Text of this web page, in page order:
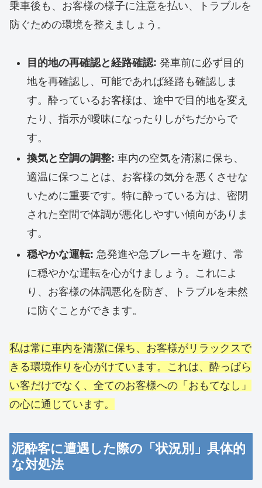
乗車後も、お客様の様子に注意を払い、トラブルを
防ぐための環境を整えましょう。
目的地の再確認と経路確認: 発車前に必ず目的
地を再確認し、可能であれば経路も確認しま
す。酔っているお客様は、途中で目的地を変え
たり、指示が曖昧になったりしがちだからで
す。
換気と空調の調整: 車内の空気を清潔に保ち、
適温に保つことは、お客様の気分を悪くさせな
いために重要です。特に酔っている方は、密閉
された空間で体調が悪化しやすい傾向がありま
す。
穏やかな運転: 急発進や急ブレーキを避け、常
に穏やかな運転を心がけましょう。これによ
り、お客様の体調悪化を防ぎ、トラブルを未然
に防ぐことができます。
私は常に車内を清潔に保ち、お客様がリラックスで
きる環境作りを心がけています。これは、酔っぱら
い客だけでなく、全てのお客様への「おもてなし」
の心に通じています。
泥酔客に遭遇した際の「状況別」具体的
な対処法